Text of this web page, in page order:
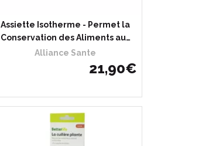
Assiette Isotherme - Permet la
Conservation des Aliments au…
Alliance Sante
21,90€